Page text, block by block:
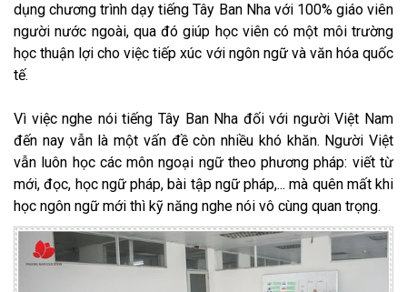
dụng chương trình dạy tiếng Tây Ban Nha với 100% giáo viên
người nước ngoài, qua đó giúp học viên có một môi trường
học thuận lợi cho việc tiếp xúc với ngôn ngữ và văn hóa quốc
tế.
Vì việc nghe nói tiếng Tây Ban Nha đối với người Việt Nam
đến nay vẫn là một vấn đề còn nhiều khó khăn. Người Việt
vẫn luôn học các môn ngoại ngữ theo phương pháp: viết từ
mới, đọc, học ngữ pháp, bài tập ngữ pháp,... mà quên mất khi
học ngôn ngữ mới thì kỹ năng nghe nói vô cùng quan trọng.